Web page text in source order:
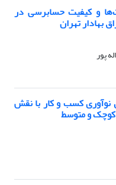
و کیفیت حسابرسی در
بهادار تهران
پور
نوآوری کسب و کار با نقش
و متوسط